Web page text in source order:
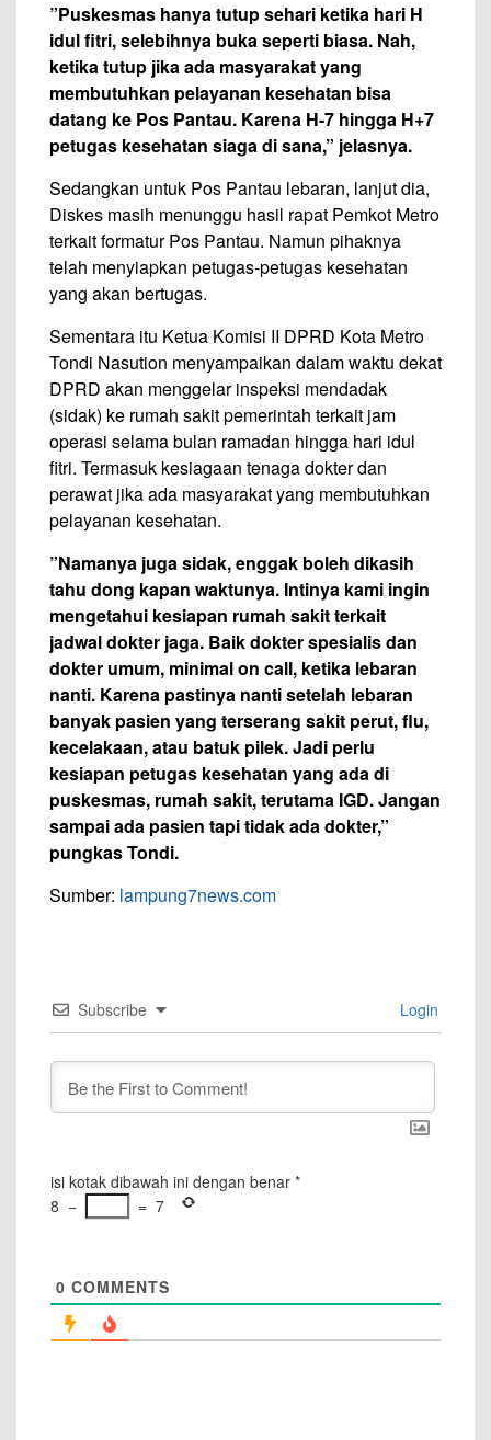
”Puskesmas hanya tutup sehari ketika hari H
idul fitri, selebihnya buka seperti biasa. Nah,
ketika tutup jika ada masyarakat yang
membutuhkan pelayanan kesehatan bisa
datang ke Pos Pantau. Karena H-7 hingga H+7
petugas kesehatan siaga di sana,” jelasnya.
Sedangkan untuk Pos Pantau lebaran, lanjut dia,
Diskes masih menunggu hasil rapat Pemkot Metro
terkait formatur Pos Pantau. Namun pihaknya
telah menyiapkan petugas-petugas kesehatan
yang akan bertugas.
Sementara itu Ketua Komisi II DPRD Kota Metro
Tondi Nasution menyampaikan dalam waktu dekat
DPRD akan menggelar inspeksi mendadak
(sidak) ke rumah sakit pemerintah terkait jam
operasi selama bulan ramadan hingga hari idul
fitri. Termasuk kesiagaan tenaga dokter dan
perawat jika ada masyarakat yang membutuhkan
pelayanan kesehatan.
”Namanya juga sidak, enggak boleh dikasih
tahu dong kapan waktunya. Intinya kami ingin
mengetahui kesiapan rumah sakit terkait
jadwal dokter jaga. Baik dokter spesialis dan
dokter umum, minimal on call, ketika lebaran
nanti. Karena pastinya nanti setelah lebaran
banyak pasien yang terserang sakit perut, flu,
kecelakaan, atau batuk pilek. Jadi perlu
kesiapan petugas kesehatan yang ada di
puskesmas, rumah sakit, terutama IGD. Jangan
sampai ada pasien tapi tidak ada dokter,”
pungkas Tondi.
Sumber: lampung7news.com
Subscribe Login
isi kotak dibawah ini dengan benar *
8 − = 7
0 COMMENTS